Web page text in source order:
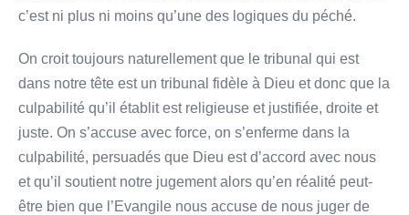
c’est ni plus ni moins qu’une des logiques du péché.
On croit toujours naturellement que le tribunal qui est
dans notre tête est un tribunal fidèle à Dieu et donc que la
culpabilité qu’il établit est religieuse et justifiée, droite et
juste. On s’accuse avec force, on s’enferme dans la
culpabilité, persuadés que Dieu est d’accord avec nous
et qu’il soutient notre jugement alors qu’en réalité peut-
être bien que l’Evangile nous accuse de nous juger de